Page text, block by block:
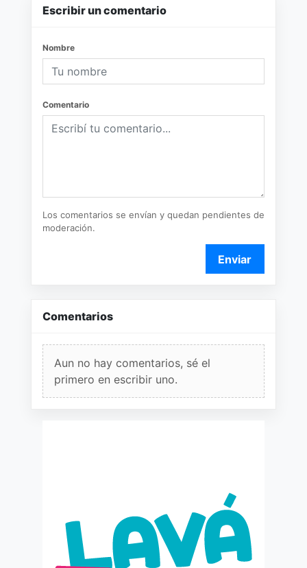
Escribir un comentario
Nombre
Comentario
Los comentarios se envían y quedan pendientes de
moderación.
Enviar
Comentarios
Aun no hay comentarios, sé el
primero en escribir uno.